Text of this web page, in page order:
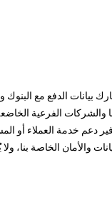
الدفع مع البنوك
والشركات الفرعية
دعم خدمة العملاء أو
الخاصة بنا، ولا